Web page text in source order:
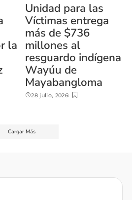
la
Unidad para las
Víctimas entrega
más de $736
millones al
resguardo indígena
Wayúu de
Mayabangloma
28 julio, 2026
Cargar Más